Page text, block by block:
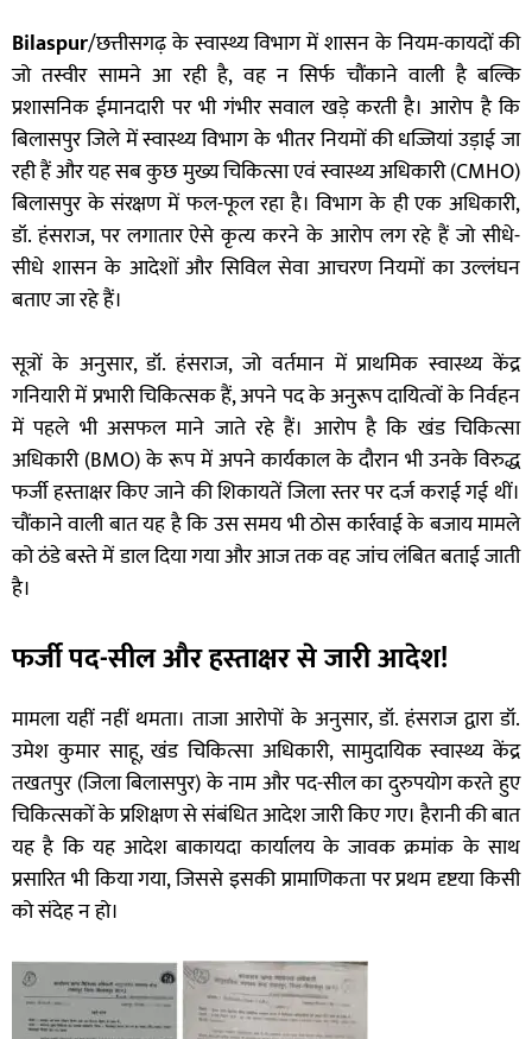
Bilaspur/छत्तीसगढ़ के स्वास्थ्य विभाग में शासन के नियम-कायदों की
जो तस्वीर सामने आ रही है, वह न सिर्फ चौंकाने वाली है बल्कि
प्रशासनिक ईमानदारी पर भी गंभीर सवाल खड़े करती है। आरोप है कि
बिलासपुर जिले में स्वास्थ्य विभाग के भीतर नियमों की धज्जियां उड़ाई जा
रही हैं और यह सब कुछ मुख्य चिकित्सा एवं स्वास्थ्य अधिकारी (CMHO)
बिलासपुर के संरक्षण में फल-फूल रहा है। विभाग के ही एक अधिकारी,
डॉ. हंसराज, पर लगातार ऐसे कृत्य करने के आरोप लग रहे हैं जो सीधे-
सीधे शासन के आदेशों और सिविल सेवा आचरण नियमों का उल्लंघन
बताए जा रहे हैं।
सूत्रों के अनुसार, डॉ. हंसराज, जो वर्तमान में प्राथमिक स्वास्थ्य केंद्र
गनियारी में प्रभारी चिकित्सक हैं, अपने पद के अनुरूप दायित्वों के निर्वहन
में पहले भी असफल माने जाते रहे हैं। आरोप है कि खंड चिकित्सा
अधिकारी (BMO) के रूप में अपने कार्यकाल के दौरान भी उनके विरुद्ध
फर्जी हस्ताक्षर किए जाने की शिकायतें जिला स्तर पर दर्ज कराई गई थीं।
चौंकाने वाली बात यह है कि उस समय भी ठोस कार्रवाई के बजाय मामले
को ठंडे बस्ते में डाल दिया गया और आज तक वह जांच लंबित बताई जाती
है।
फर्जी पद-सील और हस्ताक्षर से जारी आदेश!
मामला यहीं नहीं थमता। ताजा आरोपों के अनुसार, डॉ. हंसराज द्वारा डॉ.
उमेश कुमार साहू, खंड चिकित्सा अधिकारी, सामुदायिक स्वास्थ्य केंद्र
तखतपुर (जिला बिलासपुर) के नाम और पद-सील का दुरुपयोग करते हुए
चिकित्सकों के प्रशिक्षण से संबंधित आदेश जारी किए गए। हैरानी की बात
यह है कि यह आदेश बाकायदा कार्यालय के जावक क्रमांक के साथ
प्रसारित भी किया गया, जिससे इसकी प्रामाणिकता पर प्रथम दृष्टया किसी
को संदेह न हो।